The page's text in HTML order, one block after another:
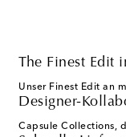
The Finest Edit
Unser Finest Edit an
Designer-
Capsule Collections,